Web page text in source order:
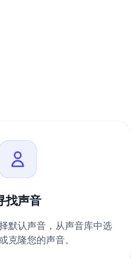
找声音
默认声音，从声音库中选
克隆您的声音。